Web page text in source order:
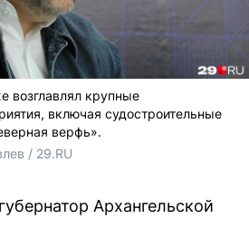
возглавлял крупные
включая судостроительные
верфь».
/ 29.RU
Архангельской